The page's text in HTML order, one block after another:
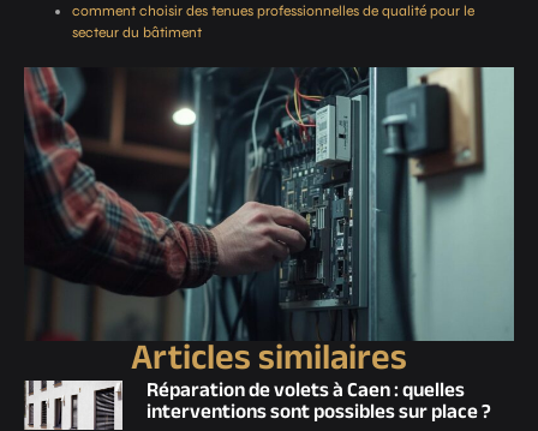
comment choisir des tenues professionnelles de qualité pour le
secteur du bâtiment
Articles similaires
Réparation de volets à Caen : quelles
interventions sont possibles sur place ?